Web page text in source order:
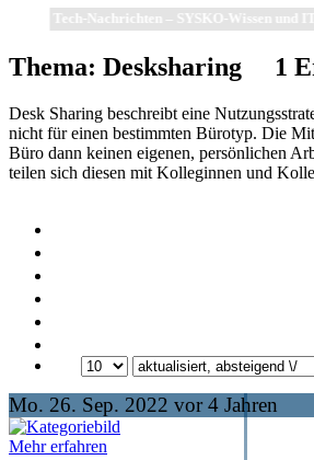
Tech-Nachrichten – SYSKO-Wissen und
Thema: Desksharing 1
Desk Sharing beschreibt eine
nicht für einen bestimmten Bürotyp. Die
Büro dann keinen eigenen, persönlichen
teilen sich diesen mit Kolleginnen und
Mo. 26. Sep. 2022 vor 4 Jahren
Mehr erfahren